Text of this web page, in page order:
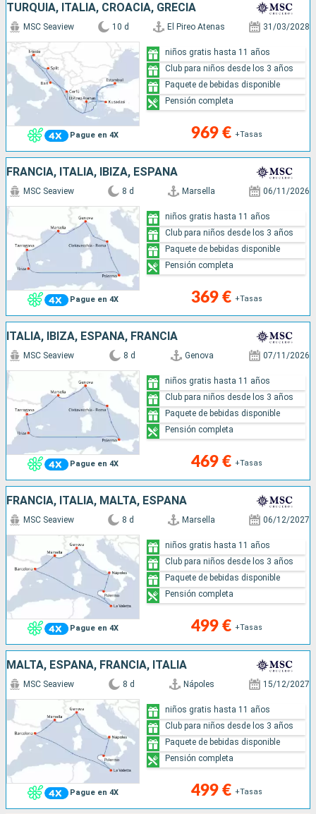
TURQUÍA, ITALIA, CROACIA, GRECIA
Pague en 4X
MSC Seaview 10 d El Pireo Atenas 31/03/2028
969 € +Tasas
niños gratis hasta 11 años
Club para niños desde los 3 años
Paquete de bebidas disponible
Pensión completa
FRANCIA, ITALIA, IBIZA, ESPAÑA
Pague en 4X
MSC Seaview 8 d Marsella 06/11/2026
369 € +Tasas
niños gratis hasta 11 años
Club para niños desde los 3 años
Paquete de bebidas disponible
Pensión completa
ITALIA, IBIZA, ESPAÑA, FRANCIA
Pague en 4X
MSC Seaview 8 d Genova 07/11/2026
469 € +Tasas
niños gratis hasta 11 años
Club para niños desde los 3 años
Paquete de bebidas disponible
Pensión completa
FRANCIA, ITALIA, MALTA, ESPAÑA
Pague en 4X
MSC Seaview 8 d Marsella 06/12/2027
499 € +Tasas
niños gratis hasta 11 años
Club para niños desde los 3 años
Paquete de bebidas disponible
Pensión completa
MALTA, ESPAÑA, FRANCIA, ITALIA
Pague en 4X
MSC Seaview 8 d Nápoles 15/12/2027
499 € +Tasas
niños gratis hasta 11 años
Club para niños desde los 3 años
Paquete de bebidas disponible
Pensión completa